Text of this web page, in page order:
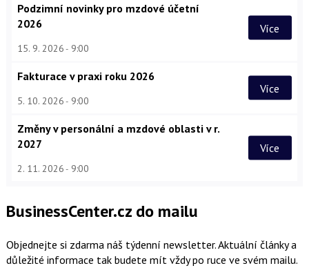
Podzimní novinky pro mzdové účetní
2026
15. 9. 2026 9:00
Více
Fakturace v praxi roku 2026
5. 10. 2026 9:00
Více
Změny v personální a mzdové oblasti v r.
2027
2. 11. 2026 9:00
Více
BusinessCenter.cz do mailu
Objednejte si zdarma náš týdenní newsletter. Aktuální články a
důležité informace tak budete mít vždy po ruce ve svém mailu.